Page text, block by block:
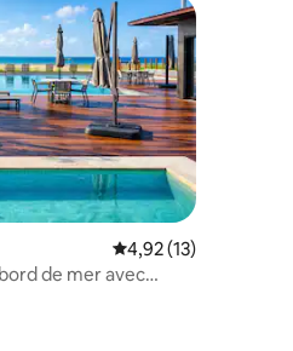
commentaires
Note moyenne de
4,92 (13)
de mer avec